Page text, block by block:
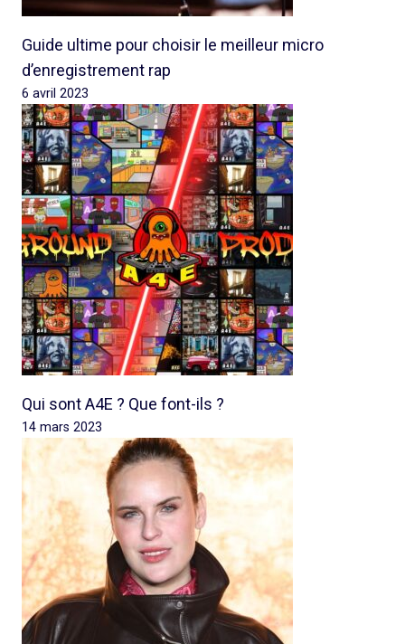
Guide ultime pour choisir le meilleur micro
d’enregistrement rap
6 avril 2023
Qui sont A4E ? Que font-ils ?
14 mars 2023